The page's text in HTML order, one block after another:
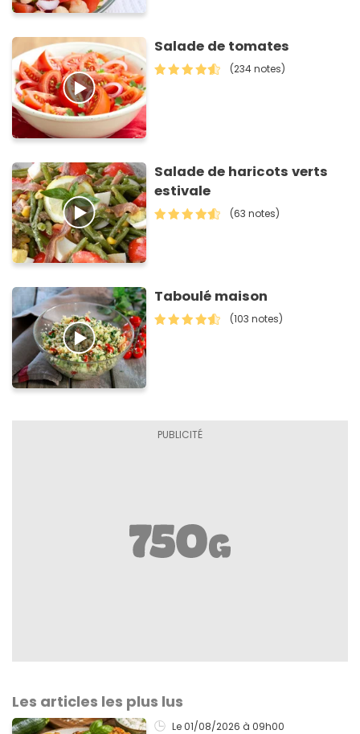
Salade de tomates
(234 notes)
Salade de haricots verts
estivale
(63 notes)
Taboulé maison
(103 notes)
Les articles les plus lus
Le 01/08/2026 à 09h00